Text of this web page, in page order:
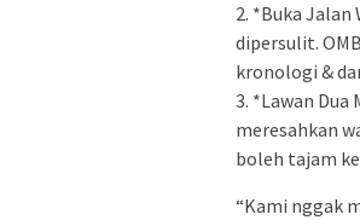
2. *Buka
dipersulit.
kronologi &
3. *Lawan Dua
meresahkan
boleh tajam
“Kami nggak